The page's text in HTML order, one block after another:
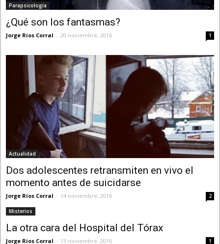
Parapsicología
¿Qué son los fantasmas?
Jorge Rios Corral - 20 noviembre, 2016 1
Actualidad
Dos adolescentes retransmiten en vivo el
momento antes de suicidarse
Jorge Rios Corral - 14 noviembre, 2016 2
Misterios
La otra cara del Hospital del Tórax
Jorge Rios Corral - 13 noviembre, 2016 1